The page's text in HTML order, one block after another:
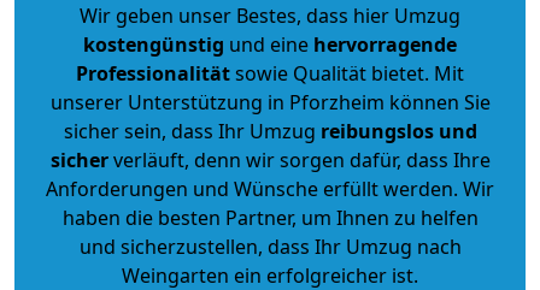
Wir geben unser Bestes, dass hier Umzug
kostengünstig und eine hervorragende
Professionalitätsowie Qualität bietet. Mit
unserer Unterstützung in Pforzheim können Sie
sicher sein, dass Ihr Umzug reibungslos und
sicherverläuft, denn wir sorgen dafür, dass Ihre
Anforderungen und Wünsche erfüllt werden. Wir
haben die besten Partner, um Ihnen zu helfen
und sicherzustellen, dass Ihr Umzug nach
Weingarten ein erfolgreicher ist.